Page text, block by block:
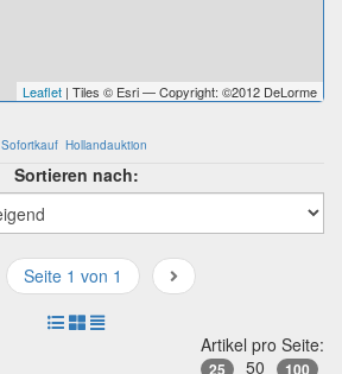
Leaflet | Tiles © Esri — Copyright: ©2012 DeLorme
Sofortkauf Hollandauktion
Sortieren nach:
Seite 1 von 1
Artikel pro Seite:
25 50 100